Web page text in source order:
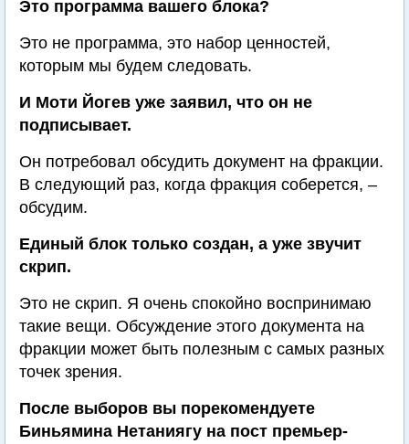
Это программа вашего блока?
Это не программа, это набор ценностей,
которым мы будем следовать.
И Моти Йогев уже заявил, что он не
подписывает.
Он потребовал обсудить документ на фракции.
В следующий раз, когда фракция соберется, –
обсудим.
Единый блок только создан, а уже звучит
скрип.
Это не скрип. Я очень спокойно воспринимаю
такие вещи. Обсуждение этого документа на
фракции может быть полезным с самых разных
точек зрения.
После выборов вы порекомендуете
Биньямина Нетаниягу на пост премьер-